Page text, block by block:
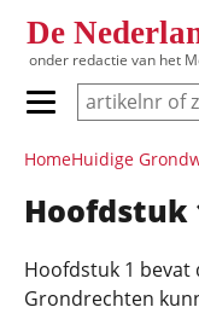
De
onder redactie van het
Primair menu
Hoofdnavigatie
HomeHuidige
Hoofdstuk
Hoofdstuk 1
Grondrechten